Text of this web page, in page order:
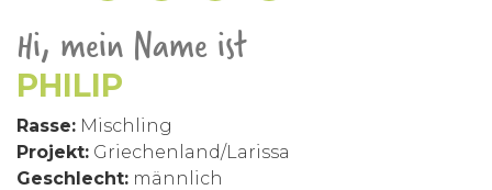
Hi, mein Name ist
PHILIP
Rasse: Mischling
Projekt: Griechenland/Larissa
Geschlecht: männlich